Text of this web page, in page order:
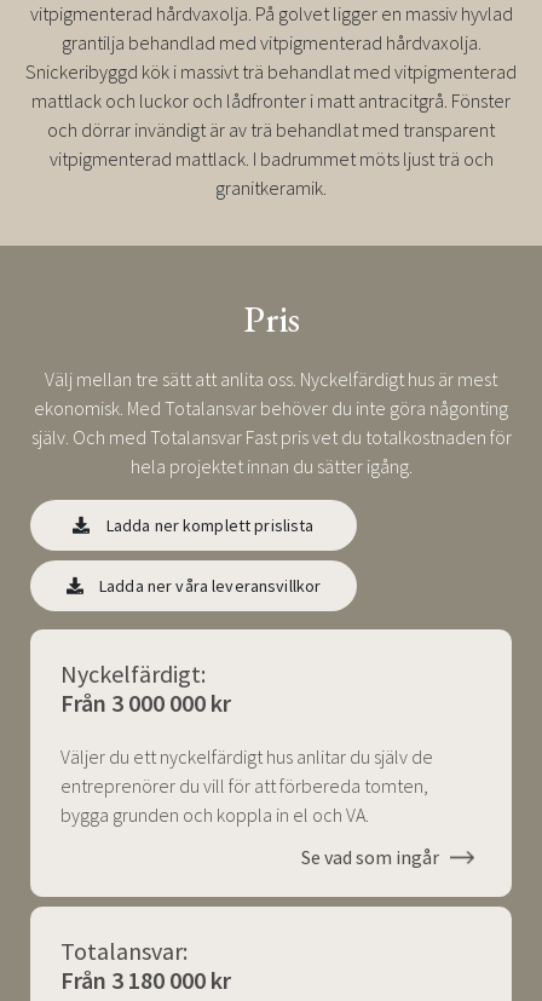
vitpigmenterad hårdvaxolja. På golvet ligger en massiv hyvlad
grantilja behandlad med vitpigmenterad hårdvaxolja.
Snickeribyggd kök i massivt trä behandlat med vitpigmenterad
mattlack och luckor och lådfronter i matt antracitgrå. Fönster
och dörrar invändigt är av trä behandlat med transparent
vitpigmenterad mattlack. I badrummet möts ljust trä och
granitkeramik.
Pris
Välj mellan tre sätt att anlita oss. Nyckelfärdigt hus är mest
ekonomisk. Med Totalansvar behöver du inte göra någonting
själv. Och med Totalansvar Fast pris vet du totalkostnaden för
hela projektet innan du sätter igång.
Ladda ner komplett prislista
Ladda ner våra leveransvillkor
Nyckelfärdigt:
Från 3 000 000 kr
Väljer du ett nyckelfärdigt hus anlitar du själv de
entreprenörer du vill för att förbereda tomten,
bygga grunden och koppla in el och VA.
Se vad som ingår
Totalansvar:
Från 3 180 000 kr